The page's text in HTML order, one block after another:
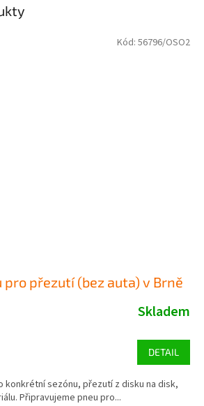
přezutí (bez auta) v Brně
Skladem
DETAIL
konkrétní sezónu, přezutí z disku na disk,
Připravujeme pneu pro...
Kód: 56796/OSO2